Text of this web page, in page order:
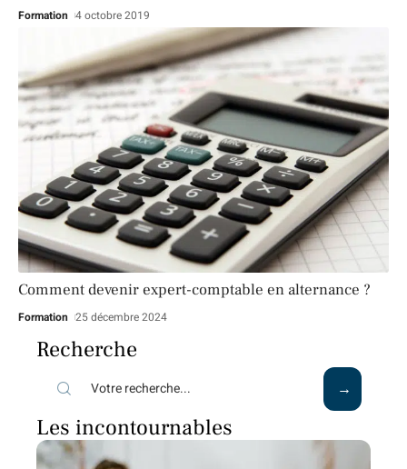
Formation 4 octobre 2019
Comment devenir expert-comptable en alternance ?
Formation 25 décembre 2024
Recherche
Les incontournables